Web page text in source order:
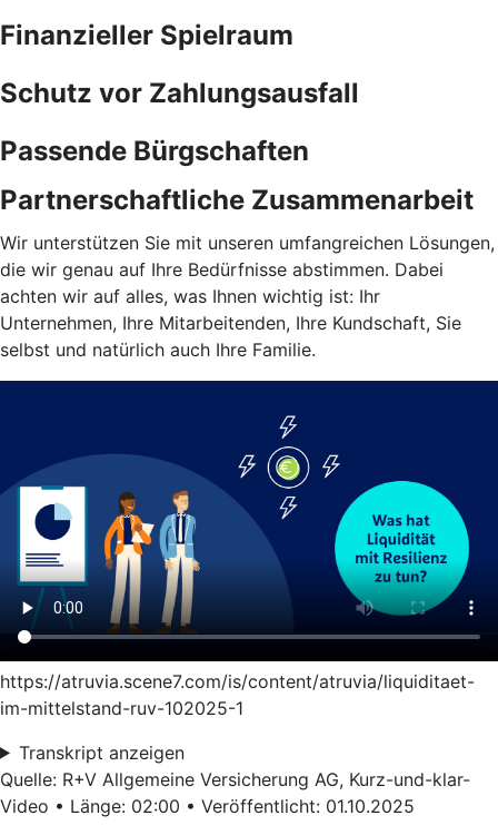
Finanzieller Spielraum
Schutz vor Zahlungsausfall
Passende Bürgschaften
Partnerschaftliche Zusammenarbeit
Wir unterstützen Sie mit unseren umfangreichen Lösungen,
die wir genau auf Ihre Bedürfnisse abstimmen. Dabei
achten wir auf alles, was Ihnen wichtig ist: Ihr
Unternehmen, Ihre Mitarbeitenden, Ihre Kundschaft, Sie
selbst und natürlich auch Ihre Familie.
https://atruvia.scene7.com/is/content/atruvia/liquiditaet-
im-mittelstand-ruv-102025-1
Transkript anzeigen
Quelle: R+V Allgemeine Versicherung AG, Kurz-und-klar-
Video • Länge: 02:00 • Veröffentlicht: 01.10.2025